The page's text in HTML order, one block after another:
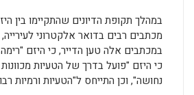
במהלך תקופת הדיונים שהתקיימו בין
מכתבים רבים בדואר אלקטרוני
במכתבים אלה טען הדייר, כי היזם "רימה
כי היזם "פועל בדרך של הטעיות
נחושה", וכן התייחס ל"הטעיות ורמיות